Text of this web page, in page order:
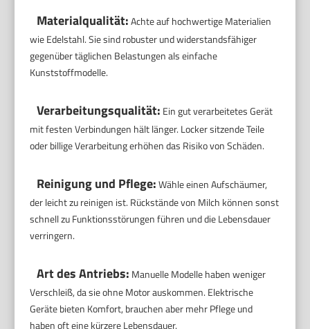
Materialqualität:Achte auf hochwertige Materialien
wie Edelstahl. Sie sind robuster und widerstandsfähiger
gegenüber täglichen Belastungen als einfache
Kunststoffmodelle.
Verarbeitungsqualität: Ein gut verarbeitetes Gerät
mit festen Verbindungen hält länger. Locker sitzende Teile
oder billige Verarbeitung erhöhen das Risiko von Schäden.
Reinigung und Pflege:Wähle einen Aufschäumer,
der leicht zu reinigen ist. Rückstände von Milch können sonst
schnell zu Funktionsstörungen führen und die Lebensdauer
verringern.
Art des Antriebs: Manuelle Modelle haben weniger
Verschleiß, da sie ohne Motor auskommen. Elektrische
Geräte bieten Komfort, brauchen aber mehr Pflege und
haben oft eine kürzere Lebensdauer.